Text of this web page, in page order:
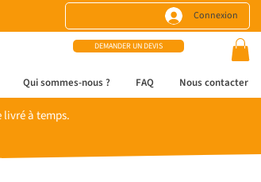
Connexion
DEMANDER UN DEVIS
Qui sommes-nous ? FAQ Nous contacter
livré à temps.